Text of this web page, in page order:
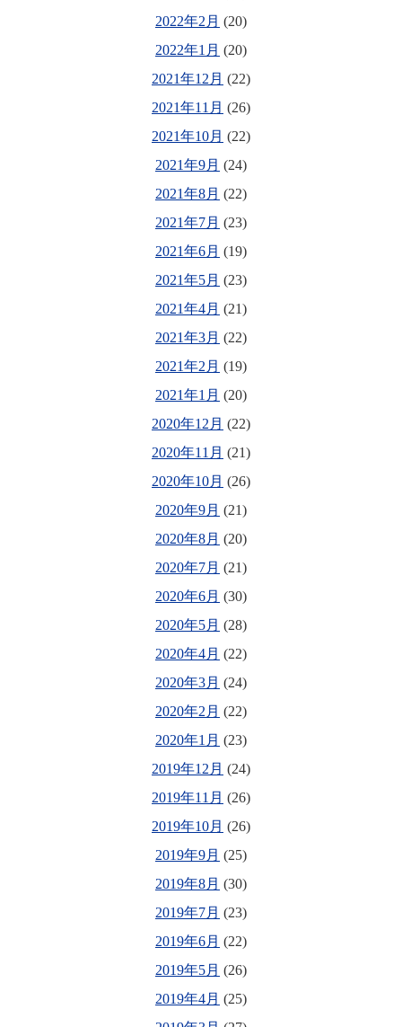
2022年2月 (20)
2022年1月 (20)
2021年12月 (22)
2021年11月 (26)
2021年10月 (22)
2021年9月 (24)
2021年8月 (22)
2021年7月 (23)
2021年6月 (19)
2021年5月 (23)
2021年4月 (21)
2021年3月 (22)
2021年2月 (19)
2021年1月 (20)
2020年12月 (22)
2020年11月 (21)
2020年10月 (26)
2020年9月 (21)
2020年8月 (20)
2020年7月 (21)
2020年6月 (30)
2020年5月 (28)
2020年4月 (22)
2020年3月 (24)
2020年2月 (22)
2020年1月 (23)
2019年12月 (24)
2019年11月 (26)
2019年10月 (26)
2019年9月 (25)
2019年8月 (30)
2019年7月 (23)
2019年6月 (22)
2019年5月 (26)
2019年4月 (25)